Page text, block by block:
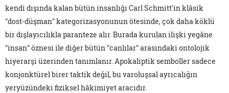
kendi dışında kalan bütün insanlığı Carl Schmitt'in klâsik
"dost-düşman" kategorizasyonunun ötesinde, çok daha köklü
bir dışlayıcılıkla paranteze alır. Burada kurulan ilişki yegâne
"insan" öznesi ile diğer bütün "canlılar" arasındaki ontolojik
hiyerarşi üzerinden tanımlanır. Apokaliptik semboller sadece
konjonktürel birer taktik değil, bu varoluşsal ayrıcalığın
yeryüzündeki fiziksel hâkimiyet aracıdır.